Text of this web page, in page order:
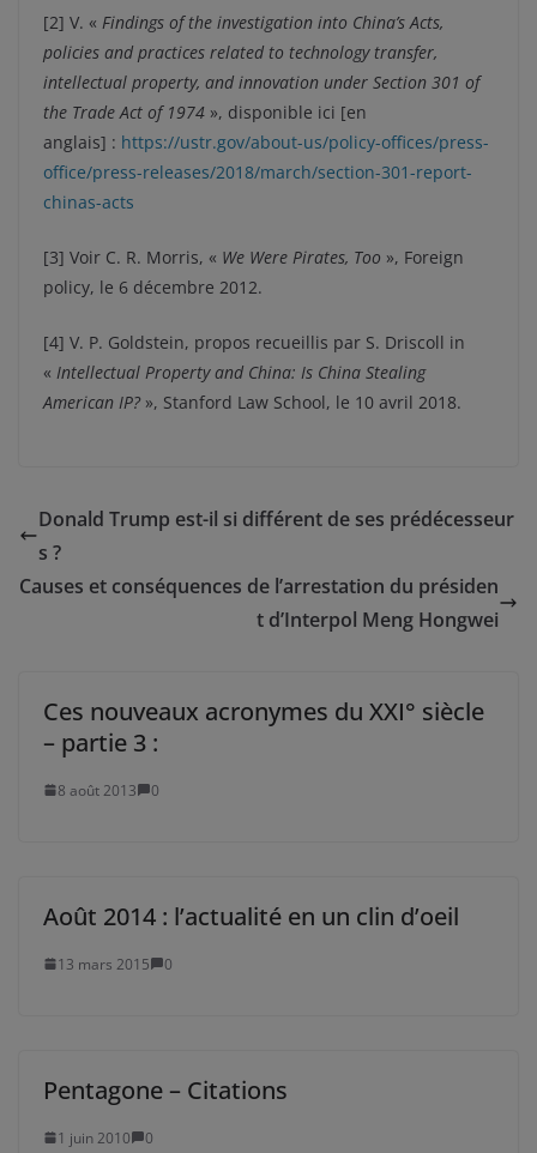
[2] V. « Findings of the investigation into China’s Acts,
policies and practices related to technology transfer,
intellectual property, and innovation under Section 301 of
the Trade Act of 1974 », disponible ici [en
anglais] : https://ustr.gov/about-us/policy-offices/press-
office/press-releases/2018/march/section-301-report-
chinas-acts
[3] Voir C. R. Morris, « We Were Pirates, Too », Foreign
policy, le 6 décembre 2012.
[4] V. P. Goldstein, propos recueillis par S. Driscoll in
« Intellectual Property and China: Is China Stealing
American IP? », Stanford Law School, le 10 avril 2018.
Donald Trump est-il si différent de ses prédécesseur
s ?
Causes et conséquences de l’arrestation du présiden
t d’Interpol Meng Hongwei
Ces nouveaux acronymes du XXI° siècle
– partie 3 :
8 août 2013 0
Août 2014 : l’actualité en un clin d’oeil
13 mars 2015 0
Pentagone – Citations
1 juin 2010 0